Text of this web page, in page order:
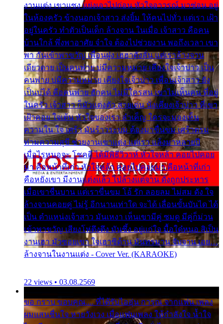
งานแต่ง เขาแซง แย่งเอาไปก่อน หัวใจอาวรณ์ มาซ่อน อยู่
ในห้องครัว ข้างนอกเจ้าสาว ส่งยิ้ม ให้คนไปทั่ว แต่เรา เฝ้า
อยู่ในครัว ทำตัวเป็นเด็ก ล้างจาน ในเมื่อ เจ้าสาว คือคน
บ้านใกล้ พึ่งพาอาศัย จำใจ ต้องไปช่วยงาน พอถึงเวลา เขา
พา กันเข้าพาขวัญ เพื่อนฝูง เฮฮาดังลั่น แต่เราล้างจาน
เดียวดาย เป็นคนพ่าย บ่มีความหมาย เคียงใจเจ้าบ่าว เป็น
คนพ่าย บ่มีความหมาย เคียงใจเจ้าบ่าว เพื่อนเจ้าสาว ยัง
เป็นบ่ได้ คือคนพ่าย ฮักคน ไม่มีใครสน เขาไม่เห็นคน ที่อยู่
ในครัว เจ้าสาว ก็มัวแต่งตัว สวยเด่น นั่งเคียงเจ้าบ่าว ที่เขา
เฝ้าคอย ใจเต้น หัวใจของเรา ลำเค็ญ ใครจะมองเห็น
ความใน ใจ เศร้า มันร้าวระบม ต้องมาขื่นขม เศร้าตรม
ท่ามความสุขี ช่วยงานเขาแต่ง แต่เรา แล้งมาหลายปี
เมื่อไรหนอจะ โชคดี ได้มีพิธีวิวาห์ หัวใจหล้า คอยไปคอย
มา คือหน้าที่เก่า หัวใจหล้า คอยไปคอยมา คือหน้าที่เก่า
คือหยังเขา มีงานแต่งแล้ว ไปล้างแต่จาน ดั่งถูกประหาร
เมื่อเขาชื่นบาน แต่เราขื่นขม โอ้ รัก ลอยลม ไม่สม ดัง ใจ
ล้างจานคอยคู่ ไม่รู้ อีกนานเท่าใด จะได้ เลื่อนขั้นบันได ได้
เป็น ตำแหน่งเจ้าสาว มันเหงา เห็นเขามีคู่ ซมดู มีคู่ก็ม่วน
เข้าพาขวัญ เสียงโห่ตึงตึง มันซึ้ง อยู่แก่ใจ มื้อใด๋หนอ สิเป็น
งานเฮา มัวซอยเขา ใจเฮาซิด้าน มันทรมาน จับจาน เอย…
ล้างจานในงานแต่ง - Cover Ver. (KARAOKE)
22 views • 03.08.2569
ขอ กราบ ขอบคุณ.... ที่ได้รับไออุ่น การุณ จากแฟน เพลง
ผมแสนชื่นใจ หายวังเวง เมื่อแฟนเพลง ให้กำลังใจ น้ำใจ